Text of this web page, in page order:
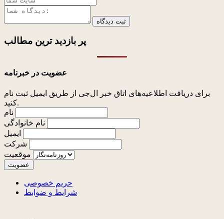
ثبت دیدگاه
پر بازدید ترین مطالب
عضویت در خبرنامه
برای دریافت اطلاعیه‌های اتاق خبر ال‌جی از طریق ایمیل ثبت نام
کنید.
نام
نام خانوادگی
ایمیل
شرکت
موقعیت
حریم خصوصی
شرایط و ضوابط